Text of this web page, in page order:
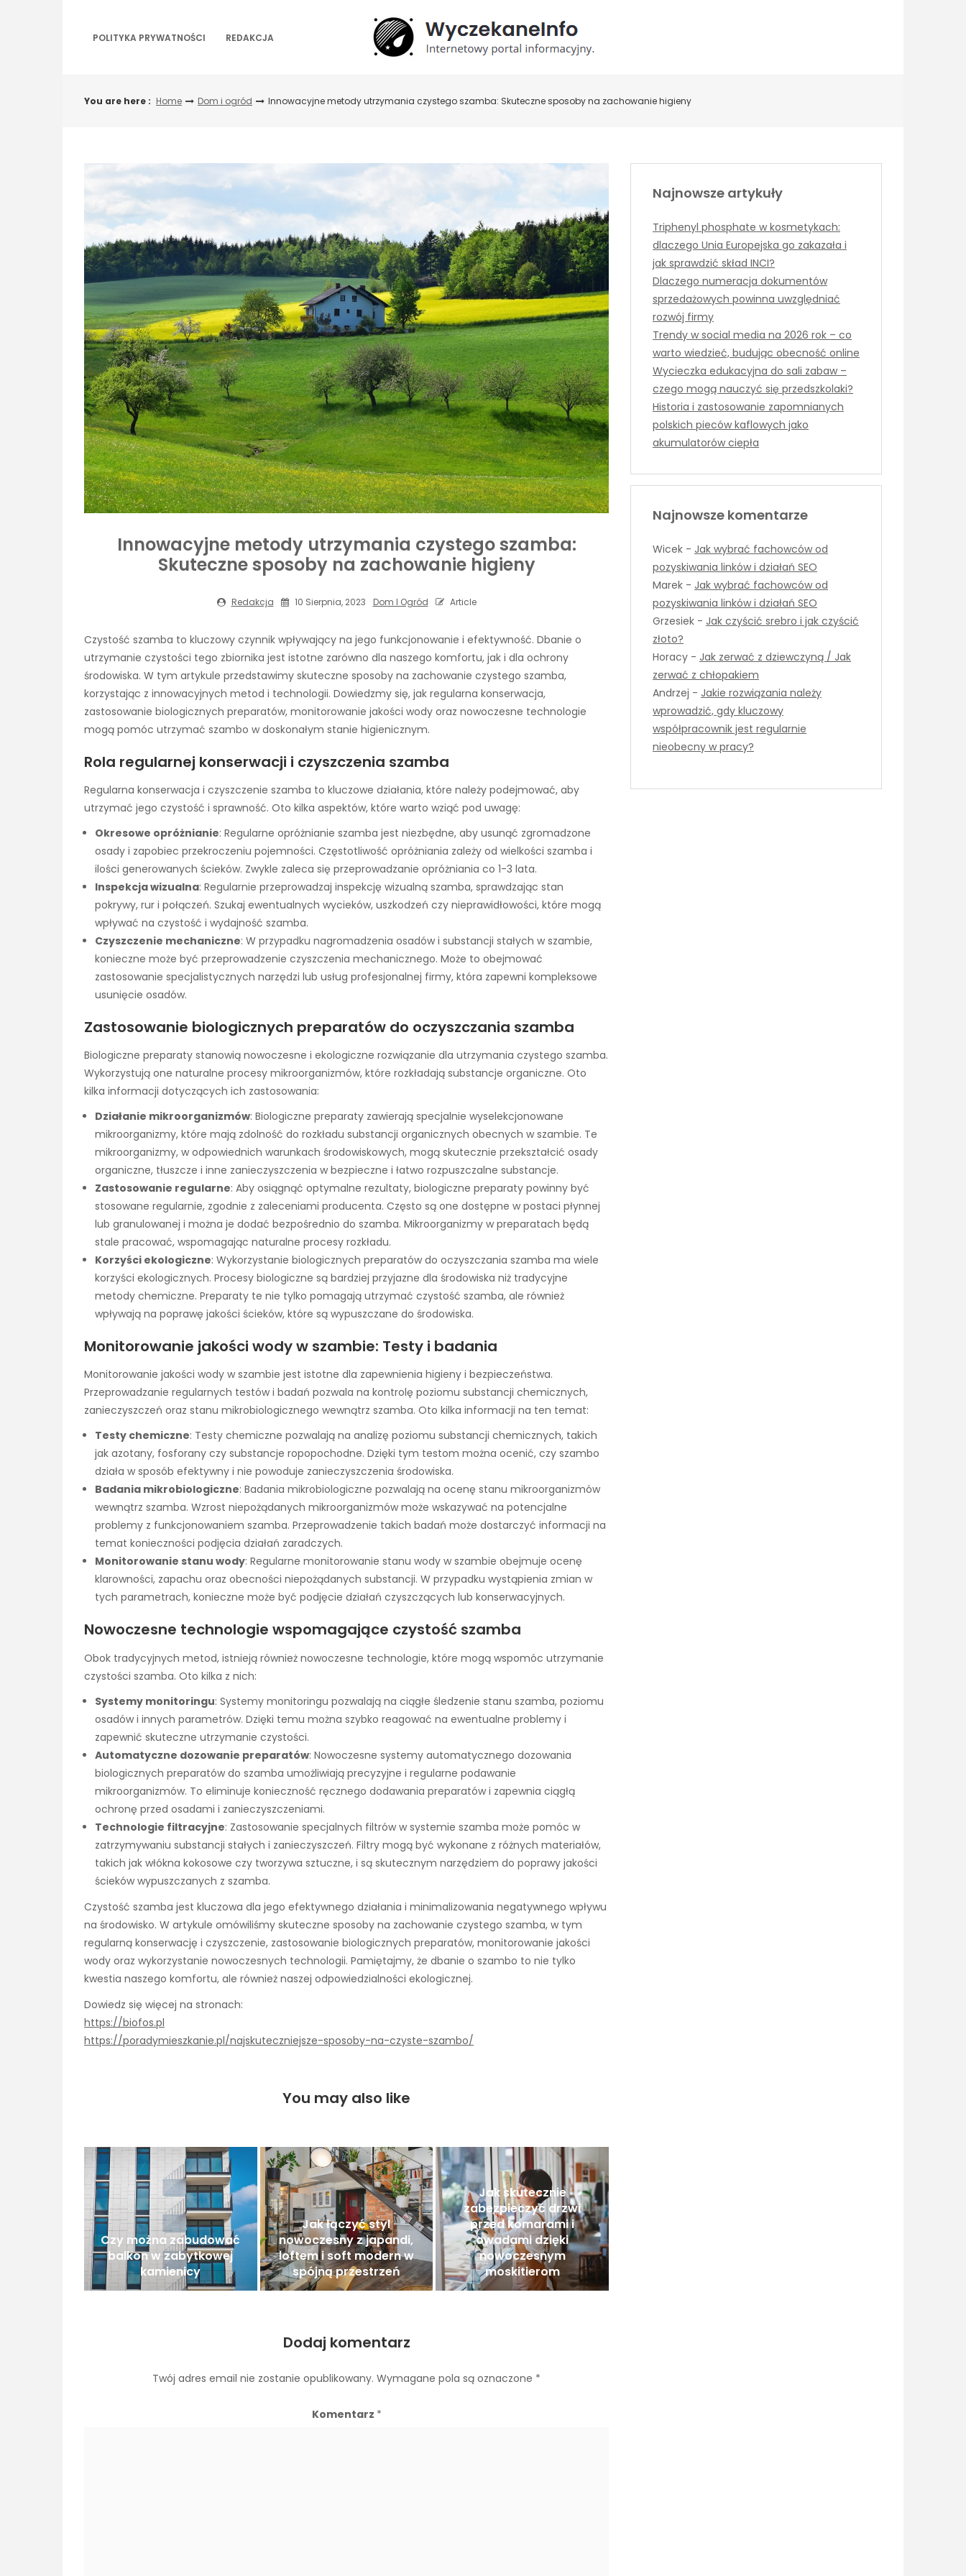
POLITYKA PRYWATNOŚCI REDAKCJA
You are here : Home Dom i ogród Innowacyjne metody utrzymania czystego szamba: Skuteczne sposoby na zachowanie higieny
Innowacyjne metody utrzymania czystego szamba:
Skuteczne sposoby na zachowanie higieny
Redakcja 10 Sierpnia, 2023 Dom I Ogród Article
Czystość szamba to kluczowy czynnik wpływający na jego funkcjonowanie i efektywność. Dbanie o
utrzymanie czystości tego zbiornika jest istotne zarówno dla naszego komfortu, jak i dla ochrony
środowiska. W tym artykule przedstawimy skuteczne sposoby na zachowanie czystego szamba,
korzystając z innowacyjnych metod i technologii. Dowiedzmy się, jak regularna konserwacja,
zastosowanie biologicznych preparatów, monitorowanie jakości wody oraz nowoczesne technologie
mogą pomóc utrzymać szambo w doskonałym stanie higienicznym.
Rola regularnej konserwacji i czyszczenia szamba
Regularna konserwacja i czyszczenie szamba to kluczowe działania, które należy podejmować, aby
utrzymać jego czystość i sprawność. Oto kilka aspektów, które warto wziąć pod uwagę:
Okresowe opróżnianie: Regularne opróżnianie szamba jest niezbędne, aby usunąć zgromadzone
osady i zapobiec przekroczeniu pojemności. Częstotliwość opróżniania zależy od wielkości szamba i
ilości generowanych ścieków. Zwykle zaleca się przeprowadzanie opróżniania co 1-3 lata.
Inspekcja wizualna: Regularnie przeprowadzaj inspekcję wizualną szamba, sprawdzając stan
pokrywy, rur i połączeń. Szukaj ewentualnych wycieków, uszkodzeń czy nieprawidłowości, które mogą
wpływać na czystość i wydajność szamba.
Czyszczenie mechaniczne: W przypadku nagromadzenia osadów i substancji stałych w szambie,
konieczne może być przeprowadzenie czyszczenia mechanicznego. Może to obejmować
zastosowanie specjalistycznych narzędzi lub usług profesjonalnej firmy, która zapewni kompleksowe
usunięcie osadów.
Zastosowanie biologicznych preparatów do oczyszczania szamba
Biologiczne preparaty stanowią nowoczesne i ekologiczne rozwiązanie dla utrzymania czystego szamba.
Wykorzystują one naturalne procesy mikroorganizmów, które rozkładają substancje organiczne. Oto
kilka informacji dotyczących ich zastosowania:
Działanie mikroorganizmów: Biologiczne preparaty zawierają specjalnie wyselekcjonowane
mikroorganizmy, które mają zdolność do rozkładu substancji organicznych obecnych w szambie. Te
mikroorganizmy, w odpowiednich warunkach środowiskowych, mogą skutecznie przekształcić osady
organiczne, tłuszcze i inne zanieczyszczenia w bezpieczne i łatwo rozpuszczalne substancje.
Zastosowanie regularne: Aby osiągnąć optymalne rezultaty, biologiczne preparaty powinny być
stosowane regularnie, zgodnie z zaleceniami producenta. Często są one dostępne w postaci płynnej
lub granulowanej i można je dodać bezpośrednio do szamba. Mikroorganizmy w preparatach będą
stale pracować, wspomagając naturalne procesy rozkładu.
Korzyści ekologiczne: Wykorzystanie biologicznych preparatów do oczyszczania szamba ma wiele
korzyści ekologicznych. Procesy biologiczne są bardziej przyjazne dla środowiska niż tradycyjne
metody chemiczne. Preparaty te nie tylko pomagają utrzymać czystość szamba, ale również
wpływają na poprawę jakości ścieków, które są wypuszczane do środowiska.
Monitorowanie jakości wody w szambie: Testy i badania
Monitorowanie jakości wody w szambie jest istotne dla zapewnienia higieny i bezpieczeństwa.
Przeprowadzanie regularnych testów i badań pozwala na kontrolę poziomu substancji chemicznych,
zanieczyszczeń oraz stanu mikrobiologicznego wewnątrz szamba. Oto kilka informacji na ten temat:
Testy chemiczne: Testy chemiczne pozwalają na analizę poziomu substancji chemicznych, takich
jak azotany, fosforany czy substancje ropopochodne. Dzięki tym testom można ocenić, czy szambo
działa w sposób efektywny i nie powoduje zanieczyszczenia środowiska.
Badania mikrobiologiczne: Badania mikrobiologiczne pozwalają na ocenę stanu mikroorganizmów
wewnątrz szamba. Wzrost niepożądanych mikroorganizmów może wskazywać na potencjalne
problemy z funkcjonowaniem szamba. Przeprowadzenie takich badań może dostarczyć informacji na
temat konieczności podjęcia działań zaradczych.
Monitorowanie stanu wody: Regularne monitorowanie stanu wody w szambie obejmuje ocenę
klarowności, zapachu oraz obecności niepożądanych substancji. W przypadku wystąpienia zmian w
tych parametrach, konieczne może być podjęcie działań czyszczących lub konserwacyjnych.
Nowoczesne technologie wspomagające czystość szamba
Obok tradycyjnych metod, istnieją również nowoczesne technologie, które mogą wspomóc utrzymanie
czystości szamba. Oto kilka z nich:
Systemy monitoringu: Systemy monitoringu pozwalają na ciągłe śledzenie stanu szamba, poziomu
osadów i innych parametrów. Dzięki temu można szybko reagować na ewentualne problemy i
zapewnić skuteczne utrzymanie czystości.
Automatyczne dozowanie preparatów: Nowoczesne systemy automatycznego dozowania
biologicznych preparatów do szamba umożliwiają precyzyjne i regularne podawanie
mikroorganizmów. To eliminuje konieczność ręcznego dodawania preparatów i zapewnia ciągłą
ochronę przed osadami i zanieczyszczeniami.
Technologie filtracyjne: Zastosowanie specjalnych filtrów w systemie szamba może pomóc w
zatrzymywaniu substancji stałych i zanieczyszczeń. Filtry mogą być wykonane z różnych materiałów,
takich jak włókna kokosowe czy tworzywa sztuczne, i są skutecznym narzędziem do poprawy jakości
ścieków wypuszczanych z szamba.
Czystość szamba jest kluczowa dla jego efektywnego działania i minimalizowania negatywnego wpływu
na środowisko. W artykule omówiliśmy skuteczne sposoby na zachowanie czystego szamba, w tym
regularną konserwację i czyszczenie, zastosowanie biologicznych preparatów, monitorowanie jakości
wody oraz wykorzystanie nowoczesnych technologii. Pamiętajmy, że dbanie o szambo to nie tylko
kwestia naszego komfortu, ale również naszej odpowiedzialności ekologicznej.
Dowiedz się więcej na stronach:
https://biofos.pl
https://poradymieszkanie.pl/najskuteczniejsze-sposoby-na-czyste-szambo/
You may also like
Czy można zabudować
balkon w zabytkowej
kamienicy
Jak łączyć styl
nowoczesny z japandi,
loftem i soft modern w
spójną przestrzeń
Jak skutecznie
zabezpieczyć drzwi
przed komarami i
owadami dzięki
nowoczesnym
moskitierom
Dodaj komentarz
Twój adres email nie zostanie opublikowany. Wymagane pola są oznaczone *
Komentarz *
Najnowsze artykuły
Triphenyl phosphate w kosmetykach:
dlaczego Unia Europejska go zakazała i
jak sprawdzić skład INCI?
Dlaczego numeracja dokumentów
sprzedażowych powinna uwzględniać
rozwój firmy
Trendy w social media na 2026 rok – co
warto wiedzieć, budując obecność online
Wycieczka edukacyjna do sali zabaw –
czego mogą nauczyć się przedszkolaki?
Historia i zastosowanie zapomnianych
polskich pieców kaflowych jako
akumulatorów ciepła
Najnowsze komentarze
Wicek - Jak wybrać fachowców od
pozyskiwania linków i działań SEO
Marek - Jak wybrać fachowców od
pozyskiwania linków i działań SEO
Grzesiek - Jak czyścić srebro i jak czyścić
złoto?
Horacy - Jak zerwać z dziewczyną / Jak
zerwać z chłopakiem
Andrzej - Jakie rozwiązania należy
wprowadzić, gdy kluczowy
współpracownik jest regularnie
nieobecny w pracy?